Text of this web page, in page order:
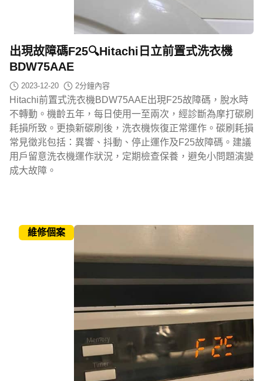
出現故障碼F25🔍Hitachi日立前置式洗衣機
BDW75AAE
2023-12-20 2分鐘內容
Hitachi前置式洗衣機BDW75AAE出現F25故障碼，脫水時
不轉動。機齡五年，每日使用一至兩次，經診斷為摩打碳刷
耗損所致。更換新碳刷後，洗衣機恢復正常運作。碳刷耗損
常見徵兆包括：異響、抖動、停止運作及F25故障碼。建議
用戶留意洗衣機運作狀況，定期檢查保養，避免小問題演變
成大故障。
維修個案